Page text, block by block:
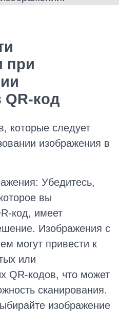
при
код
которые следует
изображения в
Убедитесь,
вы
код, имеет
Изображения с
могут привести к
или
QR-кодов, что может
сканирования.
изображение